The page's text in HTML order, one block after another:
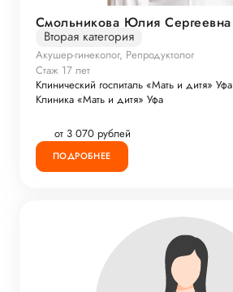
Смольникова Юлия Сергеевна
Вторая категория
Акушер-гинеколог, Репродуктолог
Стаж 17 лет
Клинический госпиталь «Мать и дитя» Уфа
Клиника «Мать и дитя» Уфа
от 3 070 рублей
ПОДРОБНЕЕ